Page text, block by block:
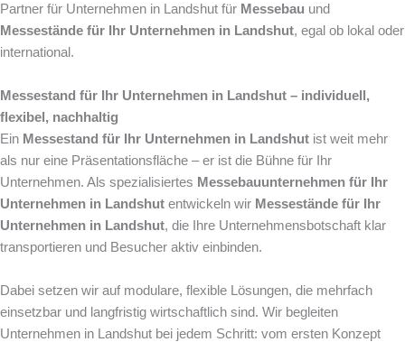
Partner für Unternehmen in Landshut für Messebau und
Messestände für Ihr Unternehmen in Landshut, egal ob lokal oder
international.
Messestand für Ihr Unternehmen in Landshut – individuell,
flexibel, nachhaltig
Ein Messestand für Ihr Unternehmen in Landshut ist weit mehr
als nur eine Präsentationsfläche – er ist die Bühne für Ihr
Unternehmen. Als spezialisiertes Messebauunternehmen für Ihr
Unternehmen in Landshut entwickeln wir Messestände für Ihr
Unternehmen in Landshut, die Ihre Unternehmensbotschaft klar
transportieren und Besucher aktiv einbinden.
Dabei setzen wir auf modulare, flexible Lösungen, die mehrfach
einsetzbar und langfristig wirtschaftlich sind. Wir begleiten
Unternehmen in Landshut bei jedem Schritt: vom ersten Konzept